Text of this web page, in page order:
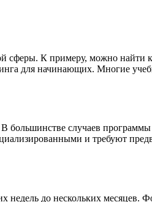
сферы. К примеру, можно найти
для начинающих. Многие
большинстве случаев
и требуют
до нескольких месяцев.